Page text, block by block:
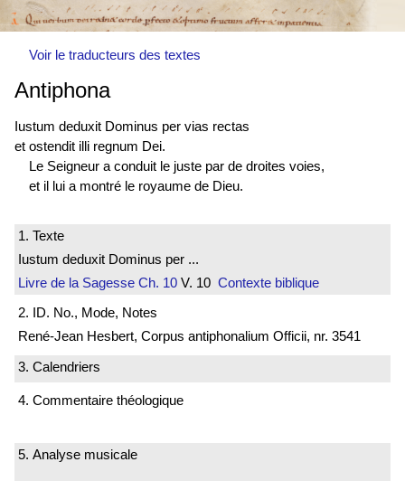
Voir le traducteurs des textes
Antiphona
Iustum deduxit Dominus per vias rectas
et ostendit illi regnum Dei.
Le Seigneur a conduit le juste par de droites voies,
et il lui a montré le royaume de Dieu.
1. Texte
Iustum deduxit Dominus per ...
Livre de la Sagesse Ch. 10 V. 10 Contexte biblique
2. ID. No., Mode, Notes
René-Jean Hesbert, Corpus antiphonalium Officii, nr. 3541
3. Calendriers
4. Commentaire théologique
5. Analyse musicale